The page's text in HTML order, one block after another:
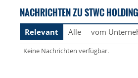
NACHRICHTEN ZU STWC
Relevant Alle vom
Keine Nachrichten verfügbar.